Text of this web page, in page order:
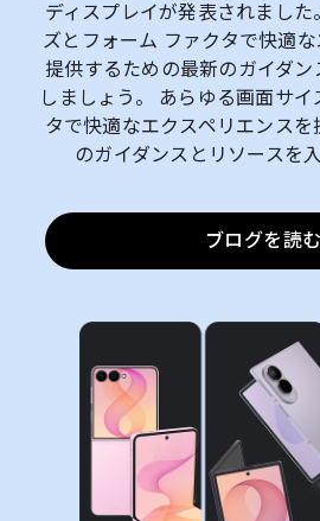
ディスプレイが発表されまし
ズとフォーム ファクタで快適
提供するための最新のガイダ
しましょう。 あらゆる画面サ
タで快適なエクスペリエンス
のガイダンスとリソースを
ブログを読む